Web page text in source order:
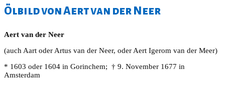
Ölbild von Aert van der Neer
Aert van der Neer
(auch Aart oder Artus van der Neer, oder Aert Igerom van der Meer)
* 1603 oder 1604 in Gorinchem; † 9. November 1677 in
Amsterdam